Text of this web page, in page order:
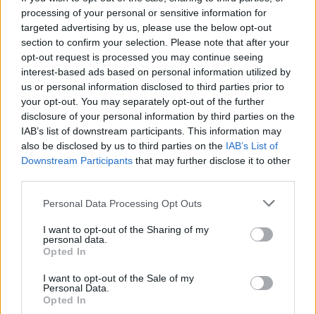
processing of your personal or sensitive information for
targeted advertising by us, please use the below opt-out
section to confirm your selection. Please note that after your
opt-out request is processed you may continue seeing
interest-based ads based on personal information utilized by
us or personal information disclosed to third parties prior to
your opt-out. You may separately opt-out of the further
disclosure of your personal information by third parties on the
IAB’s list of downstream participants. This information may
also be disclosed by us to third parties on the IAB’s List of
Downstream Participants that may further disclose it to other
Personal Data Processing Opt Outs
I want to opt-out of the Sharing of my
personal data.
Opted In
I want to opt-out of the Sale of my
Personal Data.
Opted In
reCAPTCHA and the Google
Privacy Policy andTerms of
Serviceapply.
TAIP PAT SKAITYKITE